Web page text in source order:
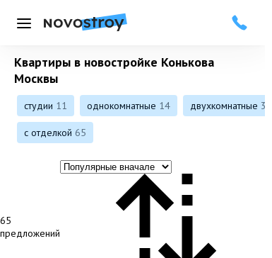
Меню
Квартиры в новостройке Конькова
Москвы
студии 11 однокомнатные 14 двухкомнатные 37
с отделкой 65
65
предложений